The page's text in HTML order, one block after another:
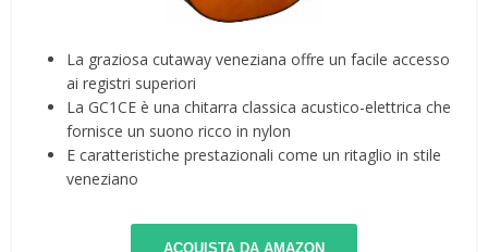
La graziosa cutaway veneziana offre un facile accesso
ai registri superiori
La GC1CE è una chitarra classica acustico-elettrica che
fornisce un suono ricco in nylon
E caratteristiche prestazionali come un ritaglio in stile
veneziano
ACQUISTA DA AMAZON